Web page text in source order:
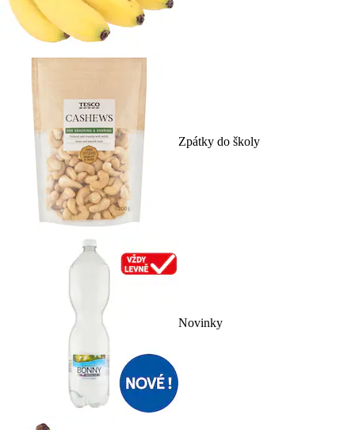
Zpátky do školy
Novinky